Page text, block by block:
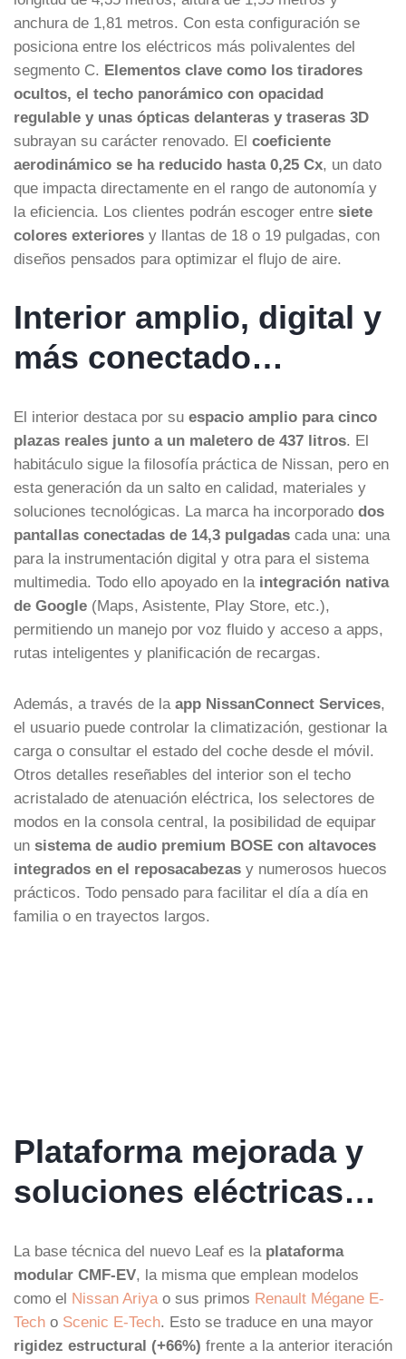
anchura de 1,81 metros. Con esta configuración se
posiciona entre los eléctricos más polivalentes del
segmento C. Elementos clave como los tiradores
ocultos, el techo panorámico con opacidad
regulable y unas ópticas delanteras y traseras 3D
subrayan su carácter renovado. El coeficiente
aerodinámico se ha reducido hasta 0,25 Cx, un dato
que impacta directamente en el rango de autonomía y
la eficiencia. Los clientes podrán escoger entre siete
colores exteriores y llantas de 18 o 19 pulgadas, con
diseños pensados para optimizar el flujo de aire.
Interior amplio, digital y
más conectado…
El interior destaca por su espacio amplio para cinco
plazas reales junto a un maletero de 437 litros. El
habitáculo sigue la filosofía práctica de Nissan, pero en
esta generación da un salto en calidad, materiales y
soluciones tecnológicas. La marca ha incorporado dos
pantallas conectadas de 14,3 pulgadas cada una: una
para la instrumentación digital y otra para el sistema
multimedia. Todo ello apoyado en la integración nativa
de Google (Maps, Asistente, Play Store, etc.),
permitiendo un manejo por voz fluido y acceso a apps,
rutas inteligentes y planificación de recargas.
Además, a través de la app NissanConnect Services,
el usuario puede controlar la climatización, gestionar la
carga o consultar el estado del coche desde el móvil.
Otros detalles reseñables del interior son el techo
acristalado de atenuación eléctrica, los selectores de
modos en la consola central, la posibilidad de equipar
un sistema de audio premium BOSE con altavoces
integrados en el reposacabezas y numerosos huecos
prácticos. Todo pensado para facilitar el día a día en
familia o en trayectos largos.
Plataforma mejorada y
soluciones eléctricas…
La base técnica del nuevo Leaf es la plataforma
modular CMF-EV, la misma que emplean modelos
como el Nissan Ariya o sus primos Renault Mégane E-
Tech o Scenic E-Tech. Esto se traduce en una mayor
rigidez estructural (+66%) frente a la anterior iteración